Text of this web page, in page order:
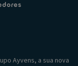
Ayvens, a sua nova